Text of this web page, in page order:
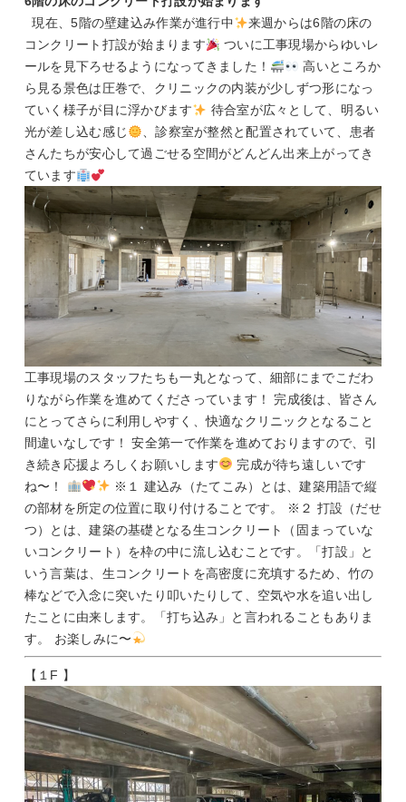
現在、5階の壁建込み作業が進行中
来週からは6階の床の
コンクリート打設が始まります
ついに工事現場からゆいレ
ールを見下ろせるようになってきました！
高いところか
ら見る景色は圧巻で、クリニックの内装が少しずつ形になっ
ていく様子が目に浮かびます
待合室が広々として、明るい
光が差し込む感じ
、診察室が整然と配置されていて、患者
さんたちが安心して過ごせる空間がどんどん出来上がってき
ています
工事現場のスタッフたちも一丸となって、細部にまでこだわ
りながら作業を進めてくださっています！ 完成後は、皆さん
にとってさらに利用しやすく、快適なクリニックとなること
間違いなしです！ 安全第一で作業を進めておりますので、引
き続き応援よろしくお願いします
完成が待ち遠しいです
ね〜！
※１ 建込み（たてこみ）とは、建築用語で縦
の部材を所定の位置に取り付けることです。 ※２ 打設（だせ
つ）とは、建築の基礎となる生コンクリート（固まっていな
いコンクリート）を枠の中に流し込むことです。「打設」と
いう言葉は、生コンクリートを高密度に充填するため、竹の
棒などで入念に突いたり叩いたりして、空気や水を追い出し
たことに由来します。「打ち込み」と言われることもありま
す。 お楽しみに〜
【１F 】